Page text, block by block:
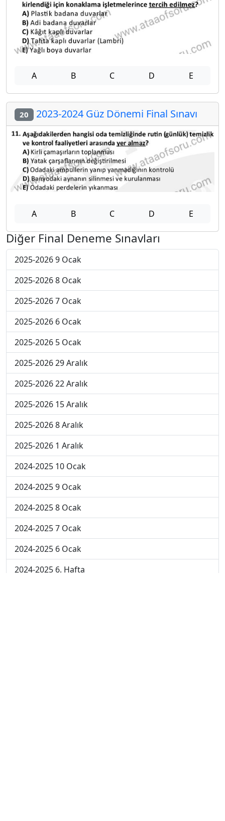
A B C D E
20 2023-2024 Güz Dönemi Final Sınavı
A B C D E
Diğer Final Deneme Sınavları
2025-2026 9 Ocak
2025-2026 8 Ocak
2025-2026 7 Ocak
2025-2026 6 Ocak
2025-2026 5 Ocak
2025-2026 29 Aralık
2025-2026 22 Aralık
2025-2026 15 Aralık
2025-2026 8 Aralık
2025-2026 1 Aralık
2024-2025 10 Ocak
2024-2025 9 Ocak
2024-2025 8 Ocak
2024-2025 7 Ocak
2024-2025 6 Ocak
2024-2025 6. Hafta